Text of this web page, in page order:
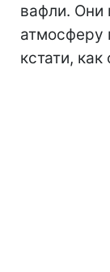
вафли. Они
атмосферу
кстати,